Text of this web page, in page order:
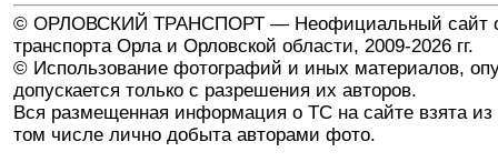
© ОРЛОВСКИЙ ТРАНСПОРТ — Неофициальный сайт
транспорта Орла и Орловской области, 2009-2026 гг.
© Использование фотографий и иных материалов,
допускается только с разрешения их авторов.
Вся размещенная информация о ТС на сайте взята из
том числе лично добыта авторами фото.